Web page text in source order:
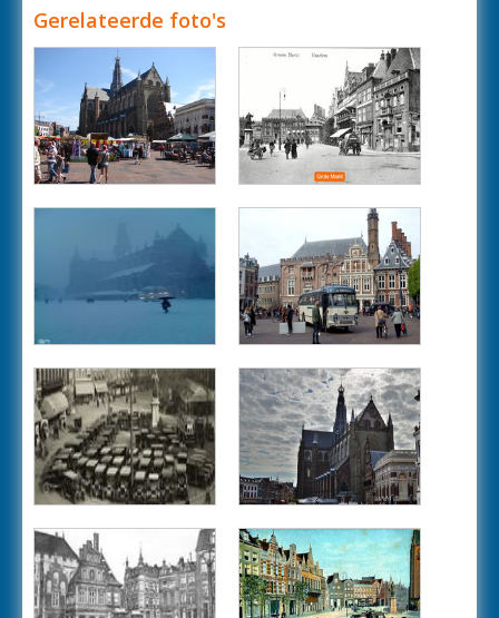
Gerelateerde foto's